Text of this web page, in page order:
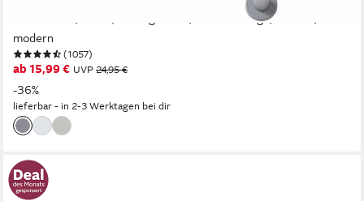
verschraubt, Metall, Metallgarnitur, Wandmontage, schlicht,
modern
(1057)
ab 15,99 € UVP 24,95 €
-36%
lieferbar - in 2-3 Werktagen bei dir